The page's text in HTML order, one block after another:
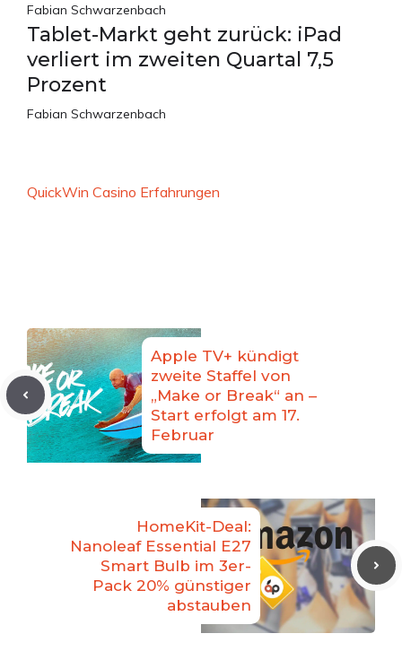
Fabian Schwarzenbach
Tablet-Markt geht zurück: iPad
verliert im zweiten Quartal 7,5
Prozent
Fabian Schwarzenbach
QuickWin Casino Erfahrungen
Apple TV+ kündigt
zweite Staffel von
„Make or Break“ an –
Start erfolgt am 17.
Februar
HomeKit-Deal:
Nanoleaf Essential E27
Smart Bulb im 3er-
Pack 20% günstiger
abstauben